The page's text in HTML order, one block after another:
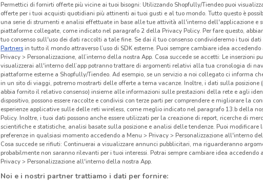
18.9 km
Permettici di fornirti offerte più vicine ai tuoi bisogni: Utilizzando Shopfully/Tiendeo puoi
offerte per i tuoi acquisti quotidiani più attinenti ai tuoi gusti e al tuo mondo. Tutto questo è
una serie di strumenti e analisi effettuate in base alle tue attività all'interno dell'applicazione e
piattaforme collegate, come indicato nel paragrafo 2 della Privacy Policy. Per fare questo,
tuo consenso sull'uso dei dati raccolti a tale fine. Se dai il tuo consenso condivideremo i tuoi dati
Partnersin tutto il mondo attraverso l’uso di SDK esterne. Puoi sempre cambiare idea accedendo
Privacy > Personalizzazione, all’interno della nostra App. Cosa succede se accetti: Le inserzioni
visualizzerai all'interno dell’app potranno trattare di argomenti relativi alla tua cronologia di
piattaforme esterne a Shopfully/Tiendeo. Ad esempio, se un servizio a noi collegato ci informa
in un sito di viaggi, potremo mostrarti delle offerte a tema vacanze. Inoltre, i dati sulla posizione
abbia fornito il relativo consenso) insieme alle informazioni sulle prestazioni della rete e agli
dispositivo, possono essere raccolte e condivisi con terze parti per comprendere e migliorare la
esperienze applicative sulle delle reti wireless, come meglio indicato nel paragrafo 13.b della
Policy. Inoltre, i tuoi dati possono anche essere utilizzati per la creazione di report, ricerche di
scientifiche e statistiche, analisi basate sulla posizione e analisi delle tendenze. Puoi modificare
preferenze in qualsiasi momento accedendo a Menu > Privacy > Personalizzazione all'interno
Cosa succede se rifiuti: Continuerai a visualizzare annunci pubblicitari, ma riguarderanno
probabilmente non saranno rilevanti per i tuoi interessi. Potrai sempre cambiare idea accedendo
Privacy > Personalizzazione all'interno della nostra App.
Noi e i nostri partner trattiamo i dati per fornire: